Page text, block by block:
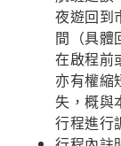
夜遊回到
間（具體
在啟程前
亦有權縮
失，概與
行程進行